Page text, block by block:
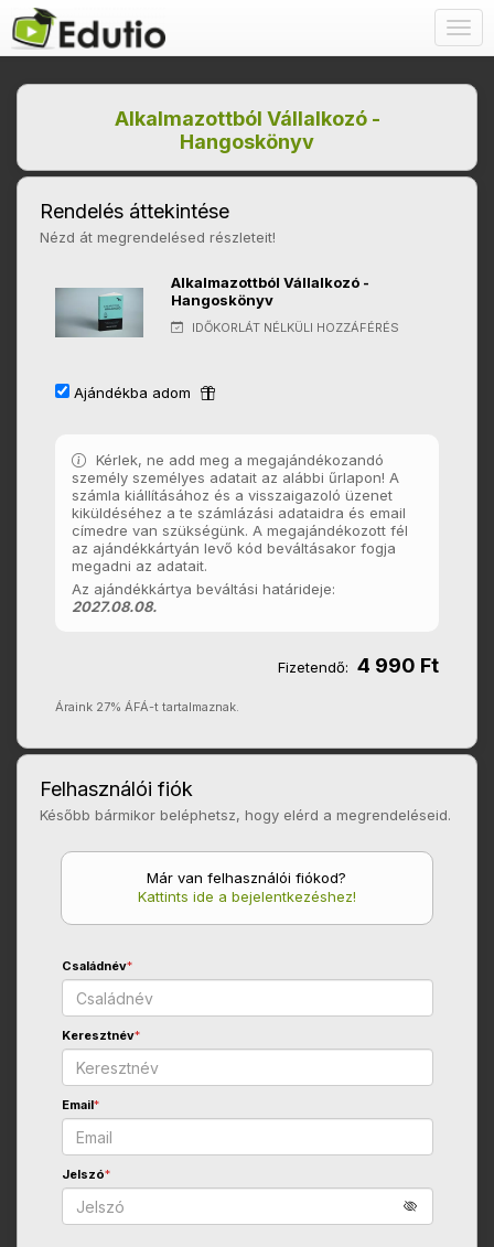
Alkalmazottból Vállalkozó -
Hangoskönyv
Rendelés áttekintése
Nézd át megrendelésed részleteit!
Alkalmazottból Vállalkozó -
Hangoskönyv
IDŐKORLÁT NÉLKÜLI HOZZÁFÉRÉS
Ajándékba adom
Kérlek, ne add meg a megajándékozandó
személy személyes adatait az alábbi űrlapon! A
számla kiállításához és a visszaigazoló üzenet
kiküldéséhez a te számlázási adataidra és email
címedre van szükségünk. A megajándékozott fél
az ajándékkártyán levő kód beváltásakor fogja
megadni az adatait.
Az ajándékkártya beváltási határideje:
2027.08.08.
Fizetendő: 4 990 Ft
Áraink 27% ÁFÁ-t tartalmaznak.
Felhasználói fiók
Később bármikor beléphetsz, hogy elérd a megrendeléseid.
Már van felhasználói fiókod?
Kattints ide a bejelentkezéshez!
Családnév*
Keresztnév*
Email*
Jelszó*